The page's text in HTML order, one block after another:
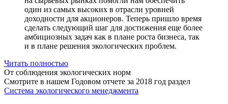
один из самых высоких в отрасли уровней
доходности для акционеров. Теперь пришло время
сделать следующий шаг для достижения еще более
амбициозных задач как в плане роста бизнеса, так
и в плане решения экологических проблем.
Читать полностью
От соблюдения экологических норм
Смотрите в нашем Годовом отчете за 2018 год раздел
Система экологического менеджмента